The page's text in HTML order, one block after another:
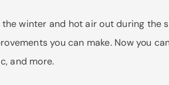
winter and hot air out during
you can make. Now you
and more.